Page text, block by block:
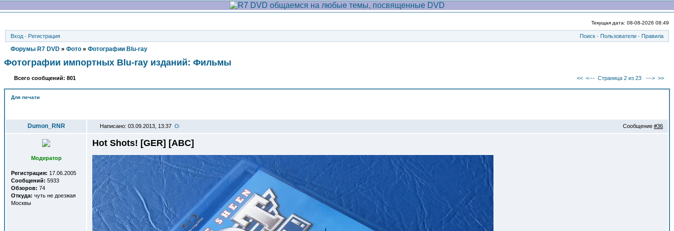
Текущая дата: 08-08-2026 08:49
Вход · Регистрация Поиск · Пользователи · Правила
Форумы R7 DVD » Фото » Фотографии Blu-ray
Фотографии импортных Blu-ray изданий: Фильмы
Всего сообщений: 801 << <--- Страница 2 из 23 ---> >>
Для печати
Dumon_RNR Написано: 03.09.2013, 13:37 Сообщение #36
Модератор
Регистрация: 17.06.2005
Сообщений: 5933
Обзоров: 74
Откуда: чуть не доезжая
Москвы
Hot Shots! [GER] [ABC]